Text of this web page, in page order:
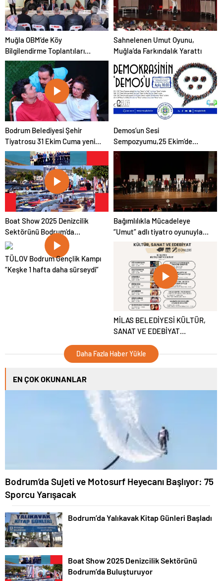
Muğla OBM’de Köy
Bilgilendirme Toplantıları
Yapılıyor
Sahnelenen Umut Oyunu,
Muğla’da Farkındalık Yarattı
Bodrum Belediyesi Şehir
Tiyatrosu 31 Ekim Cuma yeni
bir oyunla sahnede
Demos’un Sesi
Sempozyumu,25 Ekim’de
Muğla’da Yankılanacak
Boat Show 2025 Denizcilik
Sektörünü Bodrum’da
Buluşturuyor
Bağımlılıkla Mücadeleye
“Umut” adlı tiyatro oyunuyla,
2-3 Ekim’de destek
TÜLOV Bodrum Gençlik Kampı
“Keşke 1 hafta daha sürseydi”
MİLAS BELEDİYESİ KÜLTÜR,
SANAT VE EDEBİYAT
Daha Fazla Haber Yükle
EN ÇOK OKUNANLAR
Bodrum’da Sujeti ve Motosurf Heyecanı Başlıyor: 75
Sporcu Yarışacak
Bodrum’da Yalıkavak Kitap Günleri Başladı
Boat Show 2025 Denizcilik Sektörünü
Bodrum’da Buluşturuyor